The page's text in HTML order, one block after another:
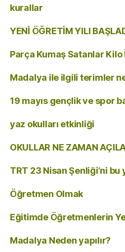
kurallar
YENİ ÖĞRETİM YILI
Parça Kumaş Satanlar Kilo
Madalya ile ilgili terimler
19 mayıs gençlik ve spor
yaz okulları etkinliği
OKULLAR NE ZAMAN
TRT 23 Nisan Şenliği’ni bu
Öğretmen Olmak
Eğitimde Öğretmenlerin
Madalya Neden yapılır?